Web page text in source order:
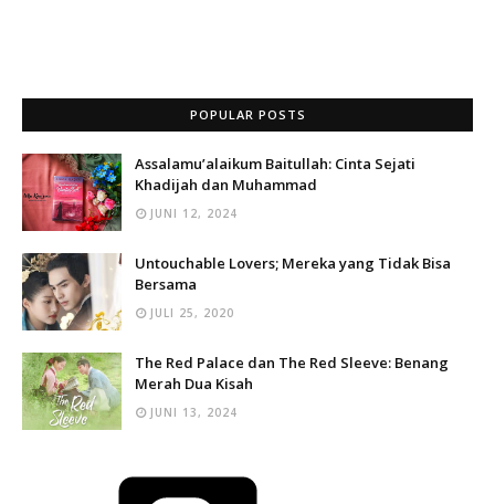
POPULAR POSTS
Assalamu’alaikum Baitullah: Cinta Sejati
Khadijah dan Muhammad
JUNI 12, 2024
Untouchable Lovers; Mereka yang Tidak Bisa
Bersama
JULI 25, 2020
The Red Palace dan The Red Sleeve: Benang
Merah Dua Kisah
JUNI 13, 2024